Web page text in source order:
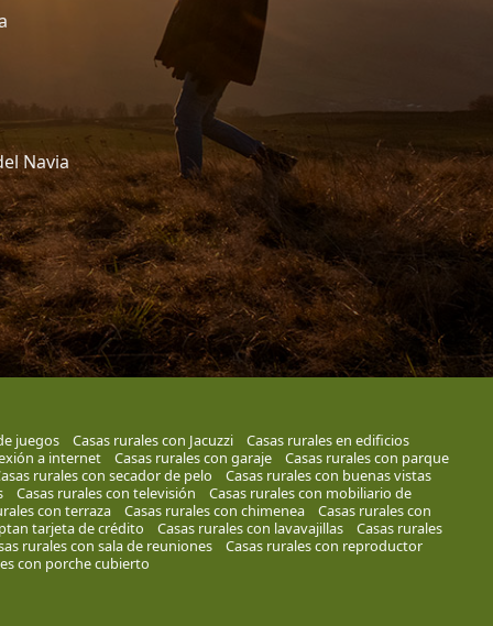
Navia
juegos Casas rurales con Jacuzzi
Casas rurales en edificios
a internet
Casas rurales con garaje
Casas rurales con parque
rurales con secador de pelo
Casas rurales con buenas vistas
Casas rurales con televisión
Casas rurales con mobiliario de
con terraza
Casas rurales con chimenea
Casas rurales con
tarjeta de crédito
Casas rurales con lavavajillas
Casas rurales
rurales con sala de reuniones
Casas rurales con reproductor
con porche cubierto